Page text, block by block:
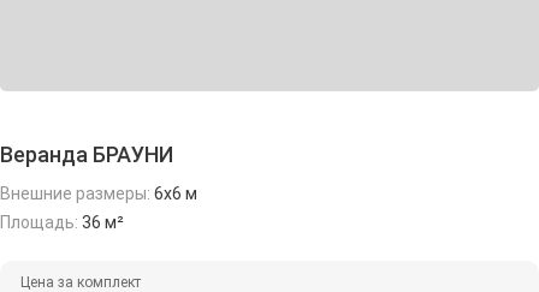
Веранда БРАУНИ
Внешние размеры: 6х6 м
Площадь: 36 м²
Цена за комплект